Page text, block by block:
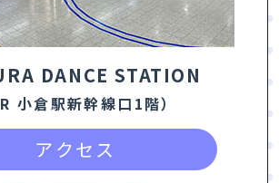
DANCE STATION
小倉駅新幹線口1階）
アクセス